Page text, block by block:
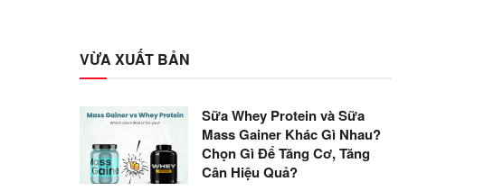
VỪA XUẤT BẢN
Sữa Whey Protein và Sữa
Mass Gainer Khác Gì Nhau?
Chọn Gì Để Tăng Cơ, Tăng
Cân Hiệu Quả?